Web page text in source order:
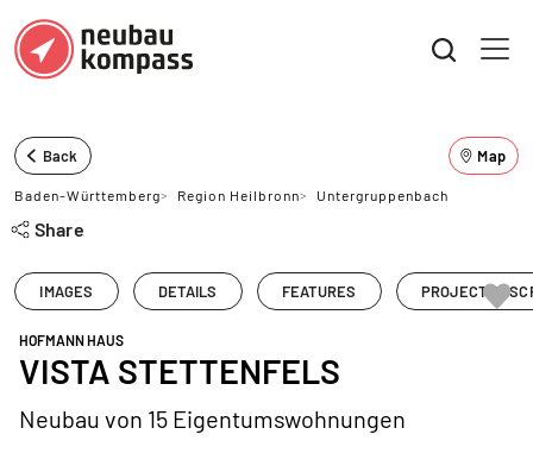
Back Map
Baden-Württemberg> Region Heilbronn> Untergruppenbach
Share
IMAGES DETAILS FEATURES PROJECT
HOFMANN HAUS
VISTA STETTENFELS
Neubau von 15 Eigentumswohnungen